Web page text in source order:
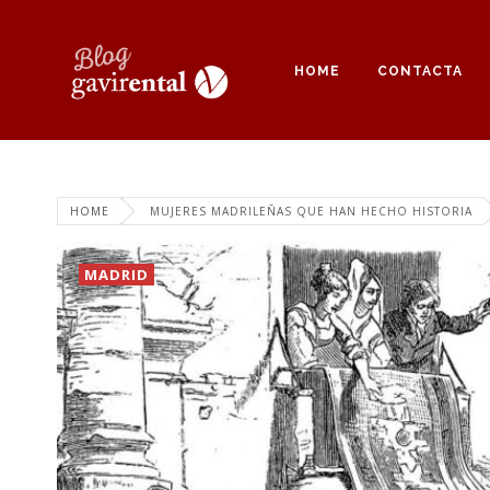
HOME CONTACTA
HOME MUJERES MADRILEÑAS QUE HAN HECHO HISTORIA
MADRID